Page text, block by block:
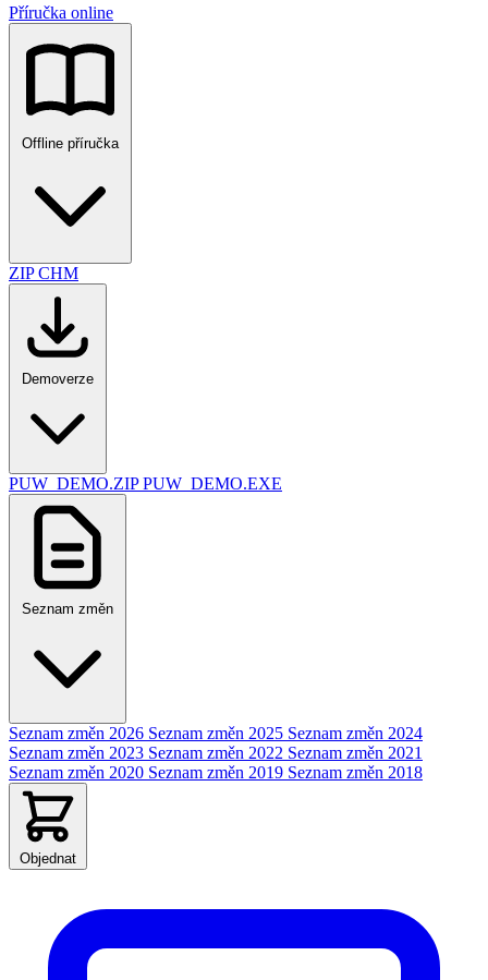
Příručka online
Offline příručka
ZIP CHM
Demoverze
PUW_DEMO.ZIP PUW_DEMO.EXE
Seznam změn
Seznam změn 2026 Seznam změn 2025 Seznam změn 2024
Seznam změn 2023 Seznam změn 2022 Seznam změn 2021
Seznam změn 2020 Seznam změn 2019 Seznam změn 2018
Objednat